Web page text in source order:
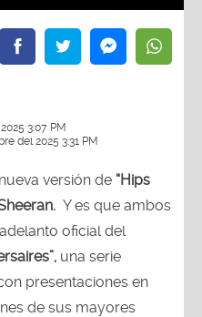
3:07 PM
del 2025 3:31 PM
versión de “Hips
Y es que ambos
oficial del
una serie
presentaciones en
de sus mayores